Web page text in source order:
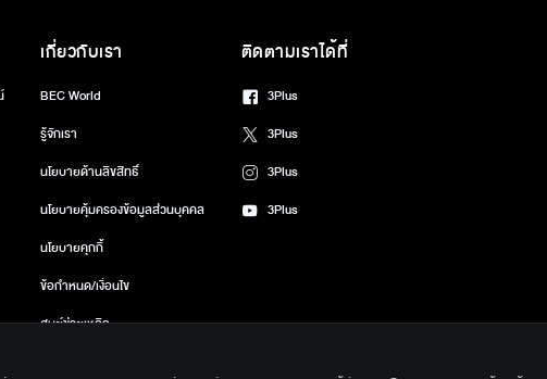
เกี่ยวกับเรา
BEC World
รู้จักเรา
นโยบายด้านลิขสิทธิ์
นโยบายคุ้มครองข้อมูลส่วนบุคคล
นโยบายคุกกี้
ข้อกำหนด/เงื่อนไข
ศูนย์ช่วยเหลือ
ติดตามเราได้ที่
3Plus
3Plus
3Plus
3Plus